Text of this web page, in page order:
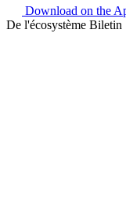
Download on the
De l'écosystème Biletin